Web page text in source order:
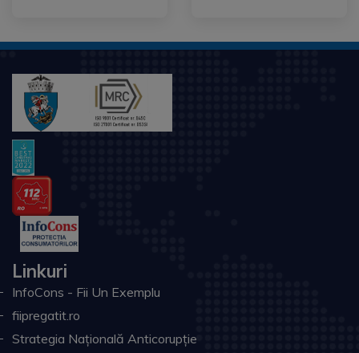
Linkuri
InfoCons - Fii Un Exemplu
fiipregatit.ro
Strategia Națională Anticorupție